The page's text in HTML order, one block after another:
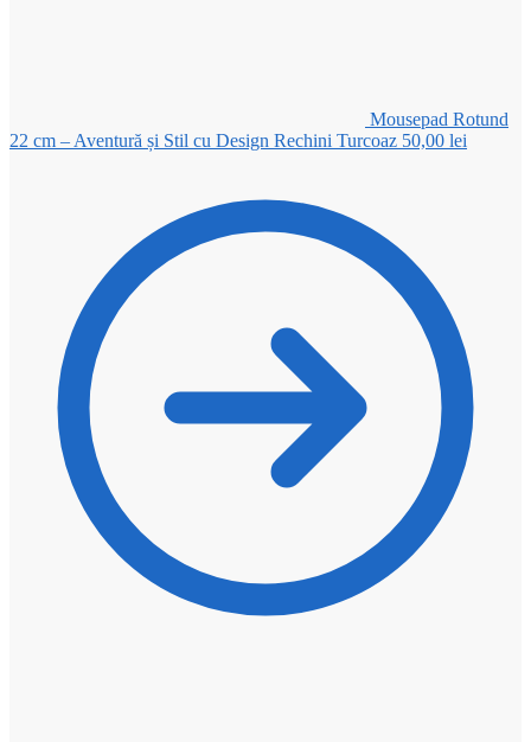
Mousepad Rotund
22 cm – Aventură și Stil cu Design Rechini Turcoaz 50,00 lei